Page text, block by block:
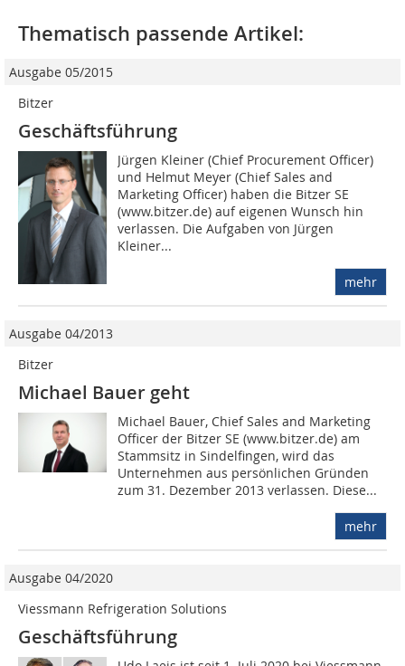
Thematisch passende Artikel:
Ausgabe 05/2015
Bitzer
Geschäftsführung
Jürgen Kleiner (Chief Procurement Officer)
und Helmut Meyer (Chief Sales and
Marketing Officer) haben die Bitzer SE
(www.bitzer.de) auf eigenen Wunsch hin
verlassen. Die Aufgaben von Jürgen
Kleiner...
mehr
Ausgabe 04/2013
Bitzer
Michael Bauer geht
Michael Bauer, Chief Sales and Marketing
Officer der Bitzer SE (www.bitzer.de) am
Stammsitz in Sindelfingen, wird das
Unternehmen aus persönlichen Gründen
zum 31. Dezember 2013 verlassen. Diese...
mehr
Ausgabe 04/2020
Viessmann Refrigeration Solutions
Geschäftsführung